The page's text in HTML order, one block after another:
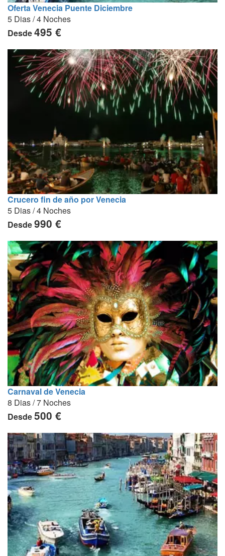
Oferta Venecia Puente Diciembre
5 Dias / 4 Noches
Desde495 €
Crucero fin de año por Venecia
5 Dias / 4 Noches
Desde990 €
Carnaval de Venecia
8 Dias / 7 Noches
Desde500 €